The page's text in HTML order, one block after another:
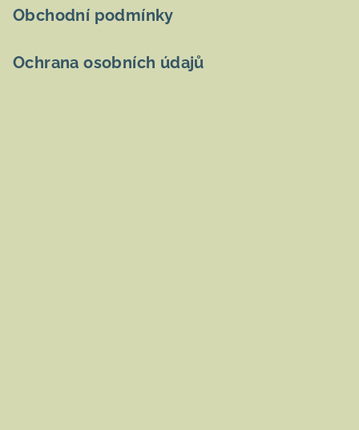
Obchodní podmínky
Ochrana osobních údajů